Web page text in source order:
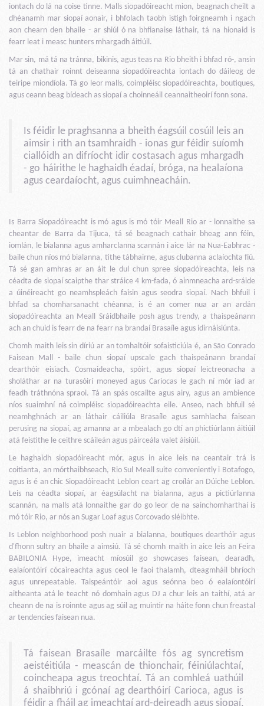
iontach do lá na coise tinne. Malls siopadóireacht mion, beagnach cheilt a
dhéanamh mar siopaí aonair, i bhfolach taobh istigh foirgneamh i ngach
aon chearn den bhaile - ar shiúl ó na bhfianaise láthair, tá na hionaid is
fearr leat i measc hunters mhargadh áitiúil.
Mar sin, má tá na tránna, bikinis, agus teas na Rio bheith i bhfad ró-, ansin
tá an chathair roinnt deiseanna siopadóireachta iontach do dáileog de
teiripe miondíola. Tá go leor malls, coimpléisc siopadóireachta, boutiques,
agus ceann beag bídeach as siopaí a choinneáil ceannaitheoirí fonn sona.
Is féidir le praghsanna a bheith éagsúil cosúil leis an
aimsir i rith an tsamhraidh - ionas gur féidir suíomh
ciallóidh an difríocht idir costasach agus mhargadh
- go háirithe le haghaidh éadaí, bróga, na healaíona
agus ceardaíocht, agus cuimhneacháin.
Is Barra Siopadóireacht is mó agus is mó tóir Meall Rio ar - lonnaithe sa
cheantar de Barra da Tijuca, tá sé beagnach cathair bheag ann féin,
iomlán, le bialanna agus amharclanna scannán i aice lár na Nua-Eabhrac -
baile chun níos mó bialanna, tithe tábhairne, agus clubanna aclaíochta fiú.
Tá sé gan amhras ar an áit le dul chun spree siopadóireachta, leis na
céadta de siopaí scaipthe thar stráice 4 km-fada, ó ainmneacha ard-sráide
a úinéireacht go neamhspleách faisin agus seodra siopaí. Nach bhfuil i
bhfad sa chomharsanacht chéanna, is é an comer nua ar an ardán
siopadóireachta an Meall Sráidbhaile posh agus trendy, a thaispeánann
ach an chuid is fearr de na fearr na brandaí Brasaíle agus idirnáisiúnta.
Chomh maith leis sin díriú ar an tomhaltóir sofaisticiúla é, an São Conrado
Faisean Mall - baile chun siopaí upscale gach thaispeánann brandaí
dearthóir eisiach. Cosmaideacha, spóirt, agus siopaí leictreonacha a
sholáthar ar na turasóirí moneyed agus Cariocas le gach ní mór iad ar
feadh tráthnóna spraoi. Tá an spás oscailte agus airy, agus an ambience
níos suaimhní ná coimpléisc siopadóireachta eile. Anseo, nach bhfuil sé
neamhghnách ar an láthair cáiliúla Brasaíle agus samhlacha faisean
perusing na siopaí, ag amanna ar a mbealach go dtí an phictiúrlann áitiúil
atá feistithe le ceithre scáileán agus páirceála valet áisiúil.
Le haghaidh siopadóireacht mór, agus in aice leis na ceantair trá is
coitianta, an mórthaibhseach, Rio Sul Meall suite conveniently i Botafogo,
agus is é an chic Siopadóireacht Leblon ceart ag croílár an Dúiche Leblon.
Leis na céadta siopaí, ar éagsúlacht na bialanna, agus a pictiúrlanna
scannán, na malls atá lonnaithe gar do go leor de na sainchomharthaí is
mó tóir Rio, ar nós an Sugar Loaf agus Corcovado sléibhte.
Is Leblon neighborhood posh nuair a bialanna, boutiques dearthóir agus
d'fhonn sultry an bhaile a aimsiú. Tá sé chomh maith in aice leis an Feira
BABILONIA Hype, imeacht míosúil go showcases faisean, dearadh,
ealaíontóirí cócaireachta agus ceol le faoi thalamh, dteagmháil bhríoch
agus unrepeatable. Taispeántóir aoi agus seónna beo ó ealaíontóirí
aitheanta atá le teacht nó domhain agus DJ a chur leis an taithí, atá ar
cheann de na is roinnte agus ag súil ag muintir na háite fonn chun freastal
ar tendencies faisean nua.
Tá faisean Brasaíle marcáilte fós ag syncretism
aeistéitiúla - meascán de thionchair, féiniúlachtaí,
coincheapa agus treochtaí. Tá an comhleá uathúil
á shaibhriú i gcónaí ag dearthóirí Carioca, agus is
féidir a fháil ag imeachtaí ard-deireadh agus siopaí,